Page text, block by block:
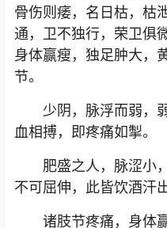
骨伤则痿，名日枯，枯
通，卫不独行，荣卫俱
身体赢瘦，独足肿大，
节。
少阴，脉浮而弱，
血相搏，即疼痛如掣。
肥盛之人，脉涩小
不可屈伸，此皆饮酒汗
诸肢节疼痛，身体